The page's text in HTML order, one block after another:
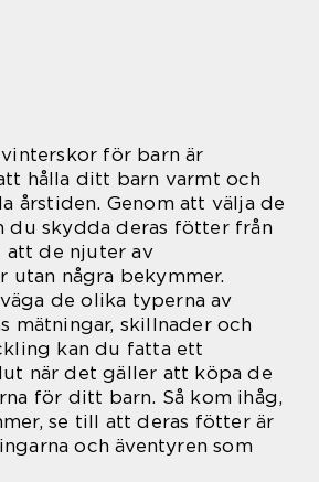
för barn är
hålla ditt barn varmt och
årstiden. Genom att välja de
du skydda deras fötter från
att de njuter av
några bekymmer.
de olika typerna av
mätningar, skillnader och
kan du fatta ett
när det gäller att köpa de
för ditt barn. Så kom ihåg,
se till att deras fötter är
och äventyren som